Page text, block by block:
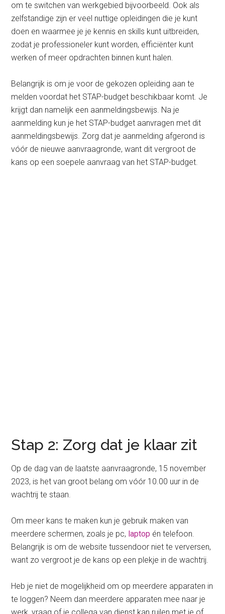
om te switchen van werkgebied bijvoorbeeld. Ook als
zelfstandige zijn er veel nuttige opleidingen die je kunt
doen en waarmee je je kennis en skills kunt uitbreiden,
zodat je professioneler kunt worden, efficiënter kunt
werken of meer opdrachten binnen kunt halen.
Belangrijk is om je voor de gekozen opleiding aan te
melden voordat het STAP-budget beschikbaar komt. Je
krijgt dan namelijk een aanmeldingsbewijs. Na je
aanmelding kun je het STAP-budget aanvragen met dit
aanmeldingsbewijs. Zorg dat je aanmelding afgerond is
vóór de nieuwe aanvraagronde, want dit vergroot de
kans op een soepele aanvraag van het STAP-budget.
Stap 2: Zorg dat je klaar zit
Op de dag van de laatste aanvraagronde, 15 november
2023, is het van groot belang om vóór 10.00 uur in de
wachtrij te staan.
Om meer kans te maken kun je gebruik maken van
meerdere schermen, zoals je pc, laptop én telefoon.
Belangrijk is om de website tussendoor niet te verversen,
want zo vergroot je de kans op een plekje in de wachtrij.
Heb je niet de mogelijkheid om op meerdere apparaten in
te loggen? Neem dan meerdere apparaten mee naar je